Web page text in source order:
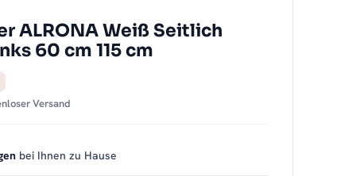
ALRONA Weiß Seitlich
60 cm 115 cm
Versand
bei Ihnen zu Hause